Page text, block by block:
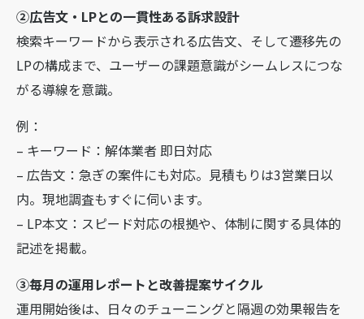
②広告文・LPとの一貫性ある訴求設計
検索キーワードから表示される広告文、そして遷移先の
LPの構成まで、ユーザーの課題意識がシームレスにつな
がる導線を意識。
例：
– キーワード：解体業者 即日対応
– 広告文：急ぎの案件にも対応。見積もりは3営業日以
内。現地調査もすぐに伺います。
– LP本文：スピード対応の根拠や、体制に関する具体的
記述を掲載。
③毎月の運用レポートと改善提案サイクル
運用開始後は、日々のチューニングと隔週の効果報告を